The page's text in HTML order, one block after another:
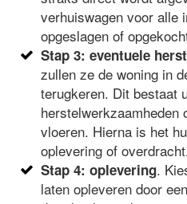
verhuiswagen voor alle
opgeslagen of
Stap 3: eventuele
zullen ze de woning in
terugkeren. Dit bestaat
vloeren. Hierna is het
oplevering of
Stap 4: oplevering.
laten opleveren door